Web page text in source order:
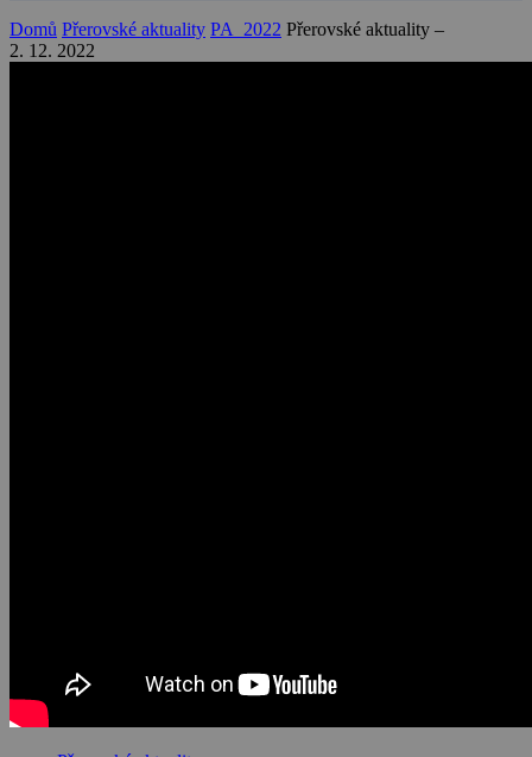
Domů Přerovské aktuality PA_2022 Přerovské aktuality –
2. 12. 2022